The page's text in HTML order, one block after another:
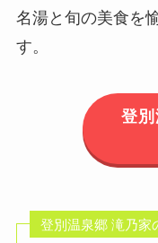
名湯と旬の美食を
す。
登
登別温泉郷 滝乃家